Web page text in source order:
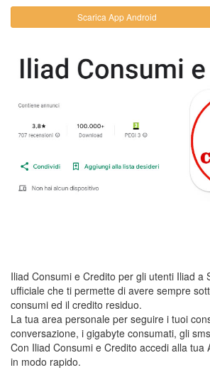
Scarica App Android
Iliad Consumi e Credito per gli utenti Iliad a
ufficiale che ti permette di avere sempre
consumi ed il credito residuo.
La tua area personale per seguire i tuoi
conversazione, i gigabyte consumati, gli
Con Iliad Consumi e Credito accedi alla tua
in modo rapido.